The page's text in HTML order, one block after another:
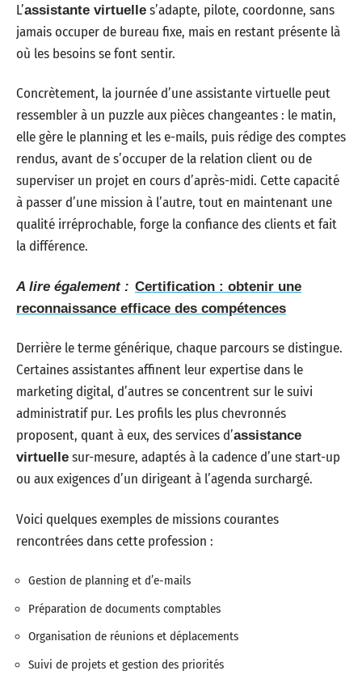
L’assistante virtuelle s’adapte, pilote, coordonne, sans
jamais occuper de bureau fixe, mais en restant présente là
où les besoins se font sentir.
Concrètement, la journée d’une assistante virtuelle peut
ressembler à un puzzle aux pièces changeantes : le matin,
elle gère le planning et les e-mails, puis rédige des comptes
rendus, avant de s’occuper de la relation client ou de
superviser un projet en cours d’après-midi. Cette capacité
à passer d’une mission à l’autre, tout en maintenant une
qualité irréprochable, forge la confiance des clients et fait
la différence.
A lire également : Certification : obtenir une
reconnaissance efficace des compétences
Derrière le terme générique, chaque parcours se distingue.
Certaines assistantes affinent leur expertise dans le
marketing digital, d’autres se concentrent sur le suivi
administratif pur. Les profils les plus chevronnés
proposent, quant à eux, des services d’assistance
virtuelle sur-mesure, adaptés à la cadence d’une start-up
ou aux exigences d’un dirigeant à l’agenda surchargé.
Voici quelques exemples de missions courantes
rencontrées dans cette profession :
Gestion de planning et d’e-mails
Préparation de documents comptables
Organisation de réunions et déplacements
Suivi de projets et gestion des priorités